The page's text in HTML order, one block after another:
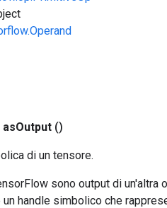
asOutput ()
di un tensore.
sono output di un'altra
handle simbolico che